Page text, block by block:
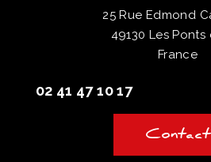
25 Rue Edmond
49130 Les Ponts
France
02 41 47 10 17
Contact